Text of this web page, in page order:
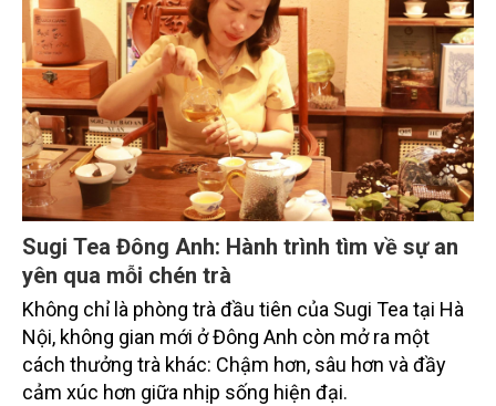
Sugi Tea Đông Anh: Hành trình tìm về sự an
yên qua mỗi chén trà
Không chỉ là phòng trà đầu tiên của Sugi Tea tại Hà
Nội, không gian mới ở Đông Anh còn mở ra một
cách thưởng trà khác: Chậm hơn, sâu hơn và đầy
cảm xúc hơn giữa nhịp sống hiện đại.